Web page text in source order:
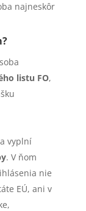
najneskôr
listu FO,
vyplní
. V ňom
nie
EÚ, ani v